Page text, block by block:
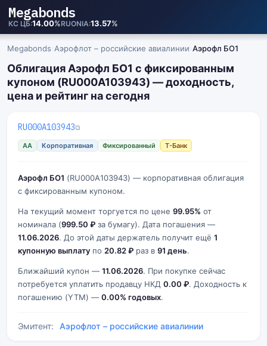
Megabonds
КС ЦБ 14.00%RUONIA 13.57%
Megabonds Аэрофлот – российские авиалинии Аэрофл БО1
Облигация Аэрофл БО1 с фиксированным
купоном (RU000A103943) — доходность,
цена и рейтинг на сегодня
RU000A103943⧉
AA Корпоративная Фиксированный Т-Банк
Аэрофл БО1 (RU000A103943) — корпоративная облигация
с фиксированным купоном.
На текущий момент торгуется по цене 99.95% от
номинала (999.50 ₽ за бумагу). Дата погашения —
11.06.2026. До этой даты держатель получит ещё 1
купонную выплату по 20.82 ₽ раз в 91 день.
Ближайший купон — 11.06.2026. При покупке сейчас
потребуется уплатить продавцу НКД 0.00 ₽. Доходность к
погашению (YTM) — 0.00% годовых.
Эмитент: Аэрофлот – российские авиалинии